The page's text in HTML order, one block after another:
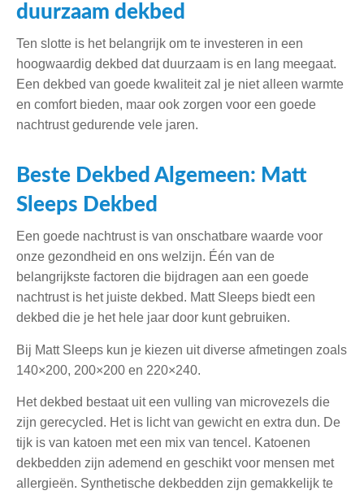
duurzaam dekbed
Ten slotte is het belangrijk om te investeren in een
hoogwaardig dekbed dat duurzaam is en lang meegaat.
Een dekbed van goede kwaliteit zal je niet alleen warmte
en comfort bieden, maar ook zorgen voor een goede
nachtrust gedurende vele jaren.
Beste Dekbed Algemeen: Matt
Sleeps Dekbed
Een goede nachtrust is van onschatbare waarde voor
onze gezondheid en ons welzijn. Één van de
belangrijkste factoren die bijdragen aan een goede
nachtrust is het juiste dekbed. Matt Sleeps biedt een
dekbed die je het hele jaar door kunt gebruiken.
Bij Matt Sleeps kun je kiezen uit diverse afmetingen zoals
140×200, 200×200 en 220×240.
Het dekbed bestaat uit een vulling van microvezels die
zijn gerecycled. Het is licht van gewicht en extra dun. De
tijk is van katoen met een mix van tencel. Katoenen
dekbedden zijn ademend en geschikt voor mensen met
allergieën. Synthetische dekbedden zijn gemakkelijk te